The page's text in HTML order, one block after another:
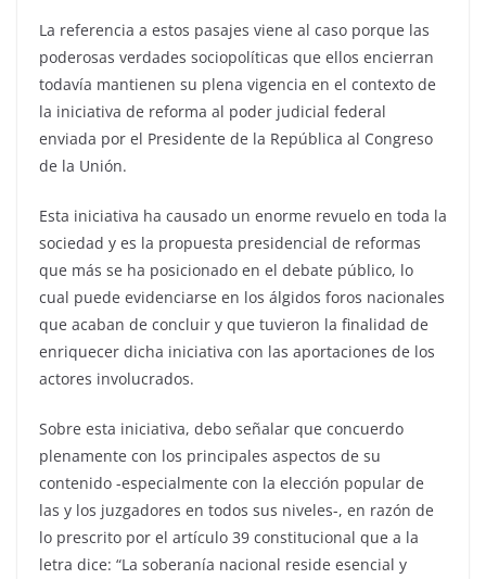
La referencia a estos pasajes viene al caso porque las
poderosas verdades sociopolíticas que ellos encierran
todavía mantienen su plena vigencia en el contexto de
la iniciativa de reforma al poder judicial federal
enviada por el Presidente de la República al Congreso
de la Unión.
Esta iniciativa ha causado un enorme revuelo en toda la
sociedad y es la propuesta presidencial de reformas
que más se ha posicionado en el debate público, lo
cual puede evidenciarse en los álgidos foros nacionales
que acaban de concluir y que tuvieron la finalidad de
enriquecer dicha iniciativa con las aportaciones de los
actores involucrados.
Sobre esta iniciativa, debo señalar que concuerdo
plenamente con los principales aspectos de su
contenido -especialmente con la elección popular de
las y los juzgadores en todos sus niveles-, en razón de
lo prescrito por el artículo 39 constitucional que a la
letra dice: “La soberanía nacional reside esencial y